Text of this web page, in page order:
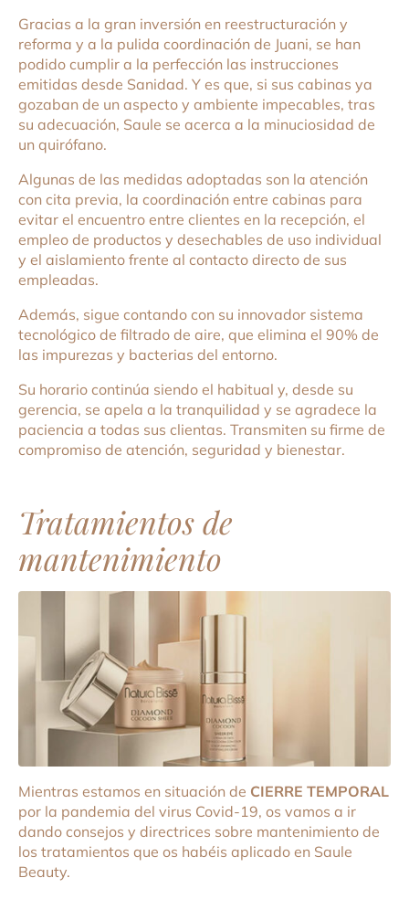
Gracias a la gran inversión en reestructuración y
reforma y a la pulida coordinación de Juani, se han
podido cumplir a la perfección las instrucciones
emitidas desde Sanidad. Y es que, si sus cabinas ya
gozaban de un aspecto y ambiente impecables, tras
su adecuación, Saule se acerca a la minuciosidad de
un quirófano.
Algunas de las medidas adoptadas son la atención
con cita previa, la coordinación entre cabinas para
evitar el encuentro entre clientes en la recepción, el
empleo de productos y desechables de uso individual
y el aislamiento frente al contacto directo de sus
empleadas.
Además, sigue contando con su innovador sistema
tecnológico de filtrado de aire, que elimina el 90% de
las impurezas y bacterias del entorno.
Su horario continúa siendo el habitual y, desde su
gerencia, se apela a la tranquilidad y se agradece la
paciencia a todas sus clientas. Transmiten su firme de
compromiso de atención, seguridad y bienestar.
Tratamientos de
mantenimiento
Mientras estamos en situación de CIERRE TEMPORAL
por la pandemia del virus Covid-19, os vamos a ir
dando consejos y directrices sobre mantenimiento de
los tratamientos que os habéis aplicado en Saule
Beauty.